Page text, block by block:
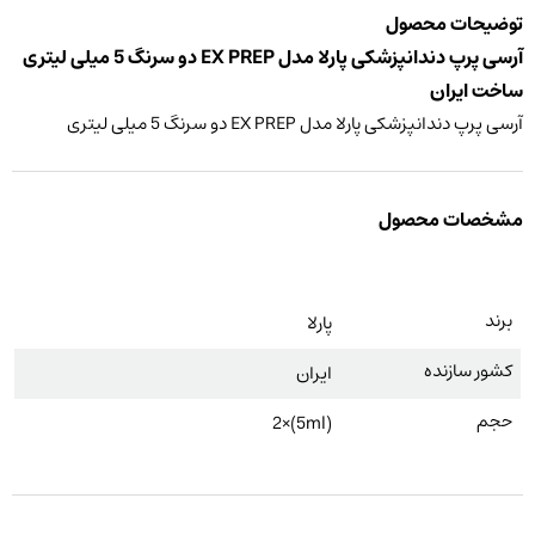
توضیحات محصول
آرسی پرپ دندانپزشکی پارلا مدل EX PREP دو سرنگ 5 میلی لیتری
ساخت ایران
آرسی پرپ دندانپزشکی پارلا مدل EX PREP دو سرنگ 5 میلی لیتری
مشخصات محصول
برند
پارلا
کشور سازنده
ایران
حجم
(5ml)×2